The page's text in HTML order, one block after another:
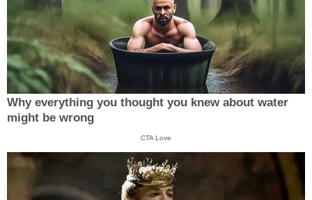
Why everything you thought you knew about water
might be wrong
CTA Love